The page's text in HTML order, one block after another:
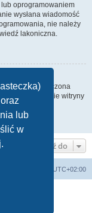
lub
w
oprogramowaniem
wysłana wiadomość
nie należy
lakoniczna.
ta jest włączona
Członkowie witryny
Przejdź do
UTC+02:00
phpBB Limited